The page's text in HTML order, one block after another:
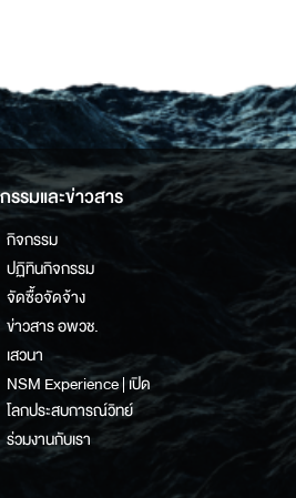
รรมและข่าวสาร
กิจกรรม
ปฏิทินกิจกรรม
จัดซื้อจัดจ้าง
ข่าวสาร อพวช.
เสวนา
NSM Experience | เปิด
โลกประสบการณ์วิทย์
ร่วมงานกับเรา